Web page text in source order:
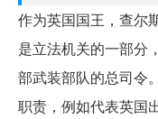
作为英国国王，查尔
是立法机关的一部分
部武装部队的总司令
职责，例如代表英国